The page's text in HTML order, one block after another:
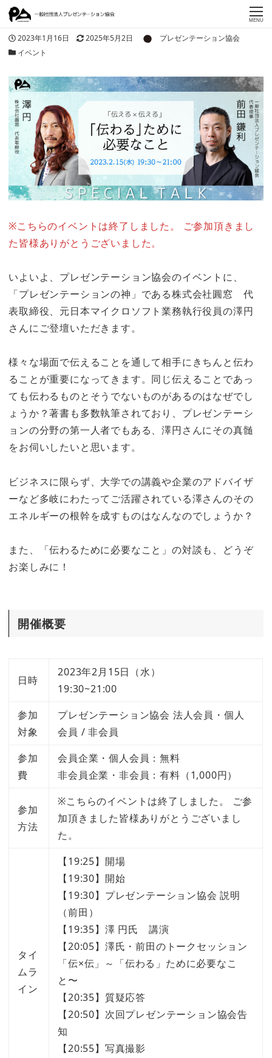
MENU
投稿日
2023年1月16日 更新日
2025年5月2日 著者
プレゼンテーション協会
カテゴリー
イベント
※こちらのイベントは終了しました。 ご参加頂きまし
た皆様ありがとうございました。
いよいよ、プレゼンテーション協会のイベントに、
「プレゼンテーションの神」である株式会社圓窓 代
表取締役、元日本マイクロソフト業務執行役員の澤円
さんにご登壇いただきます。
様々な場面で伝えることを通して相手にきちんと伝わ
ることが重要になってきます。同じ伝えることであっ
ても伝わるものとそうでないものがあるのはなぜでし
ょうか？著書も多数執筆されており、プレゼンテーシ
ョンの分野の第一人者でもある、澤円さんにその真髄
をお伺いしたいと思います。
ビジネスに限らず、大学での講義や企業のアドバイザ
ーなど多岐にわたってご活躍されている澤さんのその
エネルギーの根幹を成すものはなんなのでしょうか？
また、「伝わるために必要なこと」の対談も、どうぞ
お楽しみに！
開催概要
日時
2023年2月15日（水）
19:30~21:00
参加
対象
プレゼンテーション協会 法人会員・個人
会員 / 非会員
参加
費
会員企業・個人会員：無料
非会員企業・非会員：有料（1,000円）
参加
方法
※こちらのイベントは終了しました。 ご参
加頂きました皆様ありがとうございまし
た。
タイ
ムラ
イン
【19:25】開場
【19:30】開始
【19:30】プレゼンテーション協会 説明
（前田）
【19:35】澤 円氏 講演
【20:05】澤氏・前田のトークセッション
「伝×伝」～「伝わる」ために必要なこ
と〜
【20:35】質疑応答
【20:50】次回プレゼンテーション協会告
知
【20:55】写真撮影